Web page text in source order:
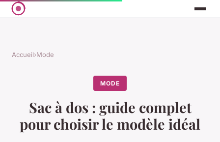
Accueil›Mode
MODE
Sac à dos : guide complet
pour choisir le modèle idéal